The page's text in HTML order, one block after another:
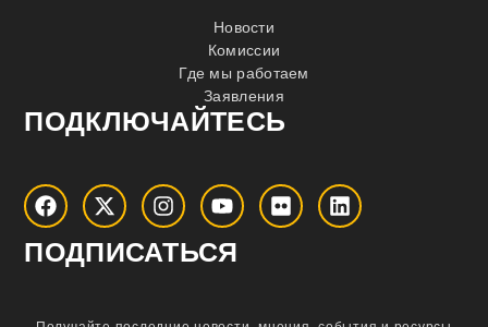
Новости
Комиссии
Где мы работаем
Заявления
ПОДКЛЮЧАЙТЕСЬ
ПОДПИСАТЬСЯ